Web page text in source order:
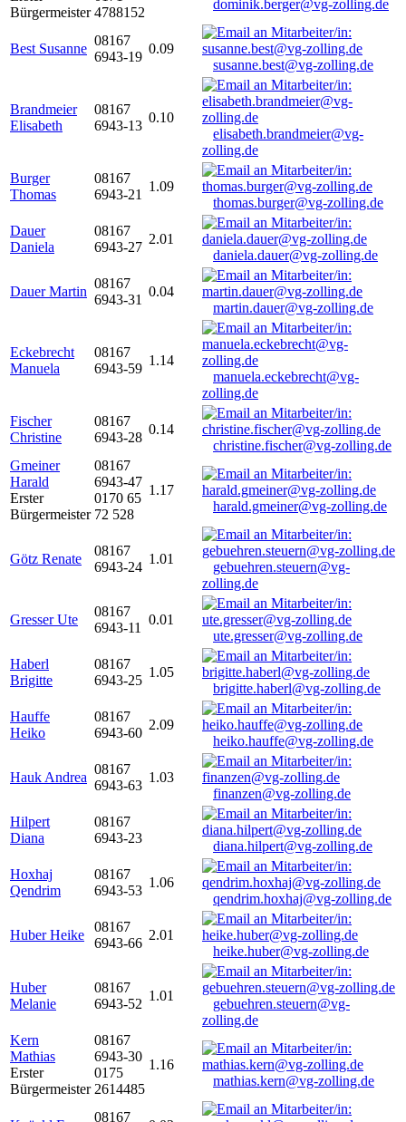
Bürgermeister 4788152
dominik.berger@vg-zolling.de
Best Susanne
08167
6943-19
0.09
susanne.best@vg-zolling.de
Brandmeier
Elisabeth
08167
6943-13
0.10
elisabeth.brandmeier@vg-
zolling.de
Burger
Thomas
08167
6943-21
1.09
thomas.burger@vg-zolling.de
Dauer
Daniela
08167
6943-27
2.01
daniela.dauer@vg-zolling.de
Dauer Martin
08167
6943-31
0.04
martin.dauer@vg-zolling.de
Eckebrecht
Manuela
08167
6943-59
1.14
manuela.eckebrecht@vg-
zolling.de
Fischer
Christine
08167
6943-28
0.14
christine.fischer@vg-zolling.de
Gmeiner
Harald
Erster
Bürgermeister
08167
6943-47
0170 65
72 528
1.17
harald.gmeiner@vg-zolling.de
Götz Renate
08167
6943-24
1.01
gebuehren.steuern@vg-
zolling.de
Gresser Ute
08167
6943-11
0.01
ute.gresser@vg-zolling.de
Haberl
Brigitte
08167
6943-25
1.05
brigitte.haberl@vg-zolling.de
Hauffe
Heiko
08167
6943-60
2.09
heiko.hauffe@vg-zolling.de
Hauk Andrea
08167
6943-63
1.03
finanzen@vg-zolling.de
Hilpert
Diana
08167
6943-23
diana.hilpert@vg-zolling.de
Hoxhaj
Qendrim
08167
6943-53
1.06
qendrim.hoxhaj@vg-zolling.de
Huber Heike
08167
6943-66
2.01
heike.huber@vg-zolling.de
Huber
Melanie
08167
6943-52
1.01
gebuehren.steuern@vg-
zolling.de
Kern
Mathias
Erster
Bürgermeister
08167
6943-30
0175
2614485
1.16
mathias.kern@vg-zolling.de
08167